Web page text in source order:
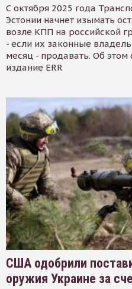
С октября 2025 года
Эстонии начнет изымать
возле КПП на российской
- если их законные
месяц - продавать. Об этом
издание ERR
США одобрили
оружия Украине за